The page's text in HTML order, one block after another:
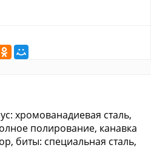
хромованадиевая сталь,
полирование, канавка
биты: специальная сталь,